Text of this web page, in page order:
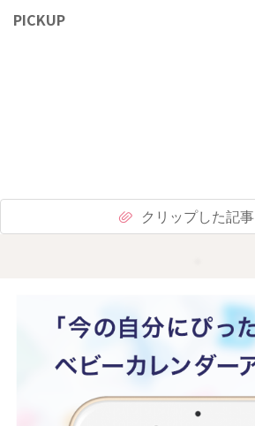
PICKUP
クリップした記事